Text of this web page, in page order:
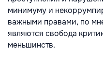
минимуму и
важными правами, по
являются свобода
меньшинств.